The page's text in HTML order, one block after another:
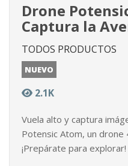
Drone
Captura la
TODOS PRODUCTOS
NUEVO
2.1K
Vuela alto y captura
Potensic Atom, un drone
¡Prepárate para explorar!